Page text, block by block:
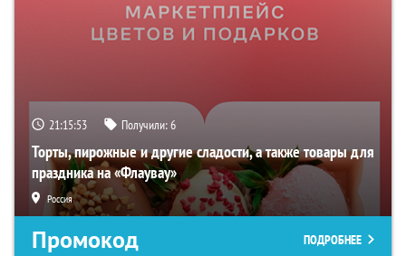
21:15:52 Получили:6
Торты, пирожные и другие сладости, а также товары для
праздника на «Флаувау»
Россия
Промокод ПОДРОБНЕЕ